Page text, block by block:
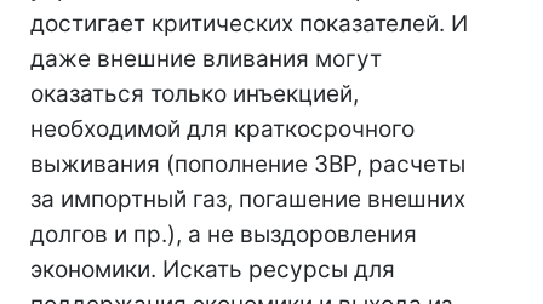
достигает критических показателей. И
даже внешние вливания могут
оказаться только инъекцией,
необходимой для краткосрочного
выживания (пополнение ЗВР, расчеты
за импортный газ, погашение внешних
долгов и пр.), а не выздоровления
экономики. Искать ресурсы для